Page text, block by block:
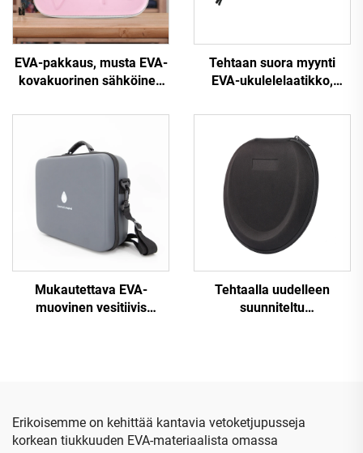
EVA-pakkaus, musta EVA-
kovakuorinen sähköinen
vetoketjuulla, vedenpitävä
leiritystä varten
Tehtaan suora myynti
EVA-ukulelelaatikko,
ukulelelle, kevyt ja
painonkestävä
Mukautettava EVA-
muovinen vesitiivis
Tehtaalla uudelleen
suunniteltu
matkakotelo,
kovakuorinen
Erikoisemme on kehittää kantavia vetoketjupusseja
korkean tiukkuuden EVA-materiaalista omassa